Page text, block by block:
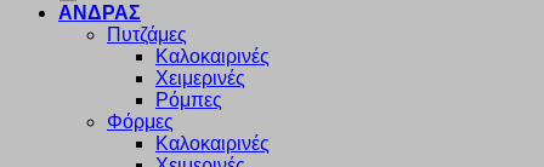
ΑΝΔΡΑΣ
Πυτζάμες
Καλοκαιρινές
Χειμερινές
Ρόμπες
Φόρμες
Καλοκαιρινές